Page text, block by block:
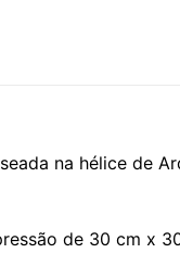
na hélice de
de 30 cm x